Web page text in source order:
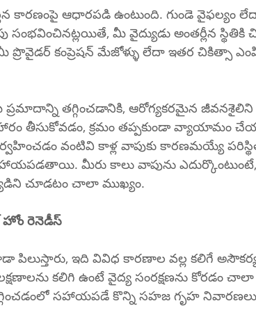
కారణంపై ఆధారపడి ఉంటుంది. గుండె వైఫల్యం
సంభవించినట్లయితే, మీ వైద్యుడు అంతర్లీన స్థితికి
ప్రొవైడర్ కంప్రెషన్ మేజోళ్ళు లేదా ఇతర చికిత్సా
ప్రమాదాన్ని తగ్గించడానికి, ఆరోగ్యకరమైన
తీసుకోవడం, క్రమం తప్పకుండా వ్యాయామం
వంటివి కాళ్ల వాపుకు కారణమయ్యే
మీరు కాలు వాపును
చూడటం చాలా ముఖ్యం.
హోం రెనెడీస్
ఇది వివిధ కారణాల వల్ల కలిగే అసౌకర్య
కలిగి ఉంటే వైద్య సంరక్షణను కోరడం
సహాయపడే కొన్ని సహజ గృహ